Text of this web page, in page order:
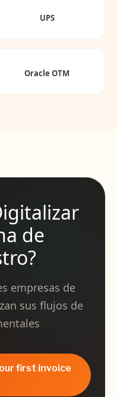
UPS
Oracle OTM
de
empresas de
sus flujos de
first invoice